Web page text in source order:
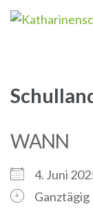
Zum
Inhalt
WANN
4. Juni
Ganztägig